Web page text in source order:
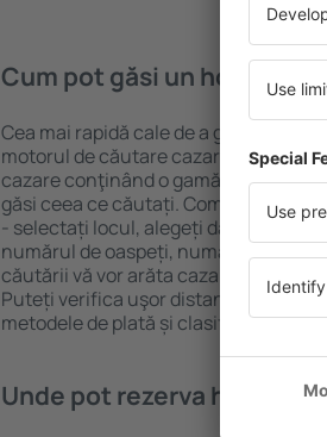
Cum pot găsi un hotel în
Cea mai rapidă cale de a găsi un
motorul de căutare cazare eSky.
cazare conţinând o gamă largă de
găsi ceea ce căutați. Completați
- selectați locul, alegeți data de
numărul de oaspeți, numărul de
căutării vă vor arăta cazarea
Puteți verifica uşor distanța de la
metodele de plată și clasificarea
Unde pot rezerva hoteluri